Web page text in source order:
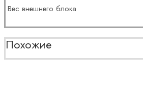
Вес внешнего блока
Похожие